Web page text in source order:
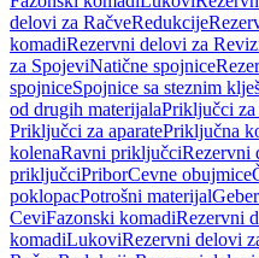
delovi za RačveRedukcije
komadiRezervni delovi za
za SpojeviNatične spojnice
spojniceSpojnice sa steznim
od drugih materijalaPriključci za
Priključci za aparatePriključna
kolenaRavni priključciRezervni
priključciPriborCevne obujmice
poklopacPotrošni materijal
CeviFazonski komadiRezervni
komadiLukoviRezervni delovi